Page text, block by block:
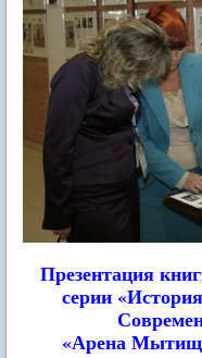
Презентация
серии
«Арена